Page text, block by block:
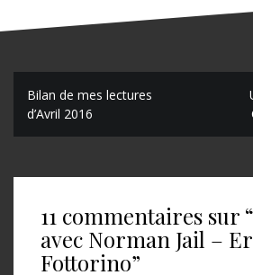
N
a
Bilan de mes lectures
d’Avril 2016
11 commentaires sur “
avec Norman Jail –
Fottorino”